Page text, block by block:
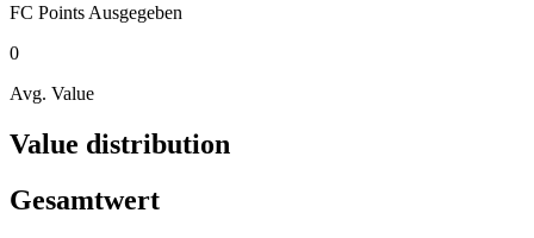
FC Points Ausgegeben
0
Avg. Value
Value distribution
Gesamtwert